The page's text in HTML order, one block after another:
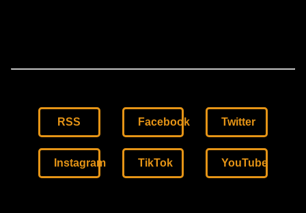
RSS Facebook Twitter
Instagram TikTok YouTube